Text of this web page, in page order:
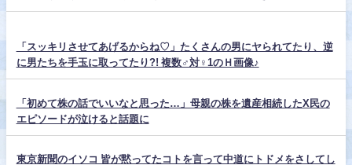
「スッキリさせてあげるからね♡」たくさんの男にヤられてたり、逆
に男たちを手玉に取ってたり?! 複数♂対♀1のＨ画像♪
「初めて株の話でいいなと思った…」母親の株を遺産相続したX民の
エピソードが泣けると話題に
東京新聞のイソコ 皆が黙ってたコトを言って中道にトドメをさしてし